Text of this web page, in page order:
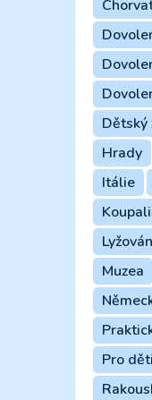
Dětský
Hrady
Itálie
Muzea
Pro děti